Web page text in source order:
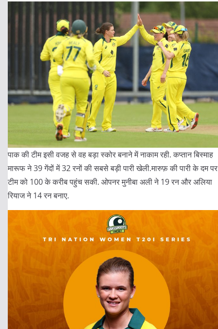
पाक की टीम इसी वजह से वह बड़ा स्कोर बनाने में नाकाम रही. कप्तान बिस्माह
मारूफ ने 39 गेंदों में 32 रनों की सबसे बड़ी पारी खेली.मारुफ़ की पारी के दम पर
टीम को 100 के करीब पहुंच सकी. ओपनर मुनीबा अली ने 19 रन और अलिया
रियाज ने 14 रन बनाए.